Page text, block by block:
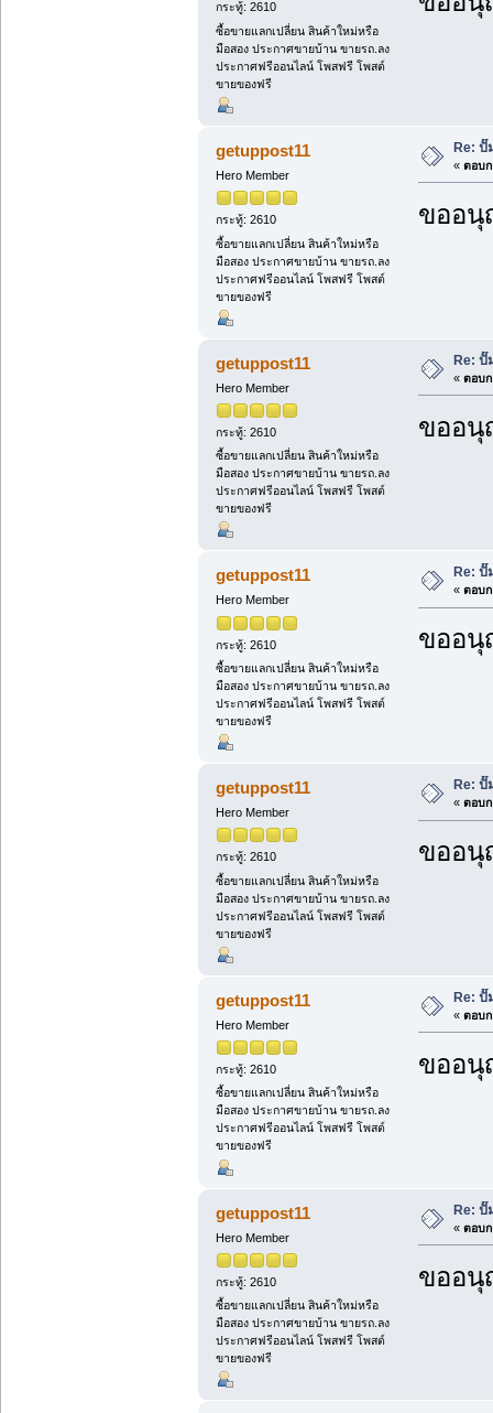
กระทู้: 2610
ซื้อขายแลกเปลี่ยน สินค้าใหม่หรือ
มือสอง ประกาศขายบ้าน ขายรถ.ลง
ประกาศฟรีออนไลน์ โพสฟรี โพสต์
ขายของฟรี
getuppost11
Hero Member
กระทู้: 2610
ซื้อขายแลกเปลี่ยน สินค้าใหม่หรือ
มือสอง ประกาศขายบ้าน ขายรถ.ลง
ประกาศฟรีออนไลน์ โพสฟรี โพสต์
ขายของฟรี
Re:
« ตอบก
ขออนุ
getuppost11
Hero Member
กระทู้: 2610
ซื้อขายแลกเปลี่ยน สินค้าใหม่หรือ
มือสอง ประกาศขายบ้าน ขายรถ.ลง
ประกาศฟรีออนไลน์ โพสฟรี โพสต์
ขายของฟรี
Re: ปั๊
« ตอบก
ขออนุ
getuppost11
Hero Member
กระทู้: 2610
ซื้อขายแลกเปลี่ยน สินค้าใหม่หรือ
มือสอง ประกาศขายบ้าน ขายรถ.ลง
ประกาศฟรีออนไลน์ โพสฟรี โพสต์
ขายของฟรี
Re:
« ตอบก
ขออนุ
getuppost11
Hero Member
กระทู้: 2610
ซื้อขายแลกเปลี่ยน สินค้าใหม่หรือ
มือสอง ประกาศขายบ้าน ขายรถ.ลง
ประกาศฟรีออนไลน์ โพสฟรี โพสต์
ขายของฟรี
Re:
« ตอบก
ขออนุ
getuppost11
Hero Member
กระทู้: 2610
ซื้อขายแลกเปลี่ยน สินค้าใหม่หรือ
มือสอง ประกาศขายบ้าน ขายรถ.ลง
ประกาศฟรีออนไลน์ โพสฟรี โพสต์
ขายของฟรี
Re: ปั๊
« ตอบก
ขออนุ
getuppost11
Hero Member
กระทู้: 2610
ซื้อขายแลกเปลี่ยน สินค้าใหม่หรือ
มือสอง ประกาศขายบ้าน ขายรถ.ลง
ประกาศฟรีออนไลน์ โพสฟรี โพสต์
ขายของฟรี
Re: ปั๊
« ตอบก
ขออนุ